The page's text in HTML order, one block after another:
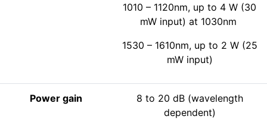
1010 – 1120nm, up to 4 W (30
mW input) at 1030nm
1530 – 1610nm, up to 2 W (25
mW input)
Power gain
8 to 20 dB (wavelength
dependent)